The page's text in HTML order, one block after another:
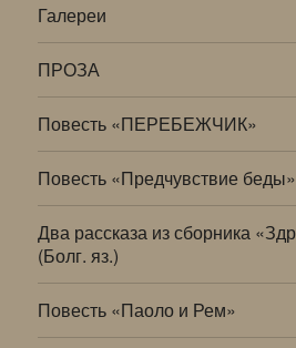
Галереи
ПРОЗА
Повесть «ПЕРЕБЕЖЧИК»
Повесть «Предчувствие беды»
Два рассказа из сборника
(Болг. яз.)
Повесть «Паоло и Рем»